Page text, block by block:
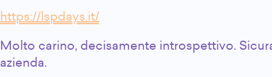
https://lspdays.it/
Molto carino, decisamente introspettivo.
azienda.